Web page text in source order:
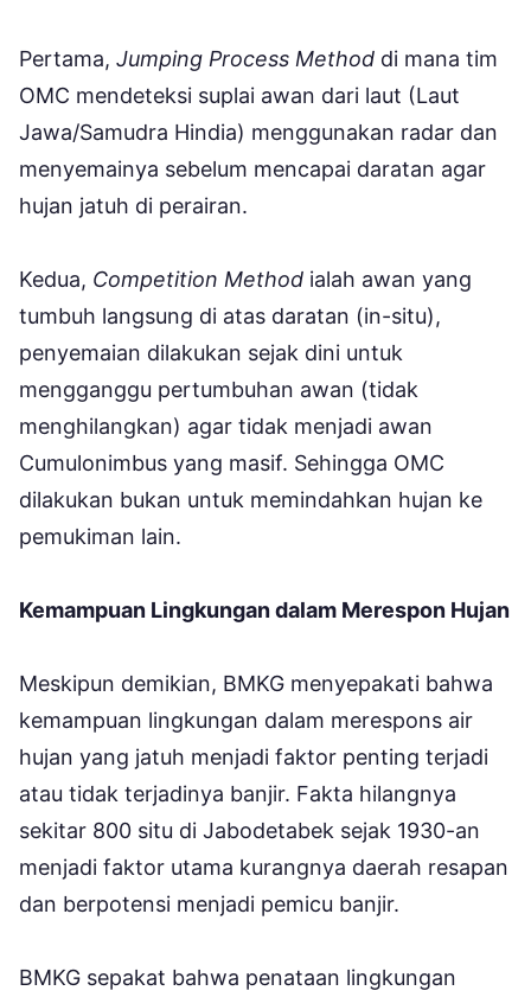
Pertama, Jumping Process Method di mana tim
OMC mendeteksi suplai awan dari laut (Laut
Jawa/Samudra Hindia) menggunakan radar dan
menyemainya sebelum mencapai daratan agar
hujan jatuh di perairan.
Kedua, Competition Method ialah awan yang
tumbuh langsung di atas daratan (in-situ),
penyemaian dilakukan sejak dini untuk
mengganggu pertumbuhan awan (tidak
menghilangkan) agar tidak menjadi awan
Cumulonimbus yang masif. Sehingga OMC
dilakukan bukan untuk memindahkan hujan ke
pemukiman lain.
Kemampuan Lingkungan dalam Merespon Hujan
Meskipun demikian, BMKG menyepakati bahwa
kemampuan lingkungan dalam merespons air
hujan yang jatuh menjadi faktor penting terjadi
atau tidak terjadinya banjir. Fakta hilangnya
sekitar 800 situ di Jabodetabek sejak 1930-an
menjadi faktor utama kurangnya daerah resapan
dan berpotensi menjadi pemicu banjir.
BMKG sepakat bahwa penataan lingkungan